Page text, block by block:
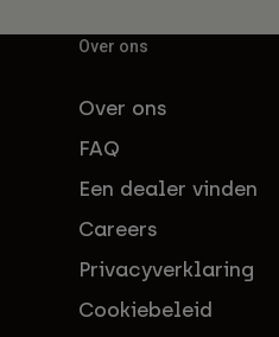
Over ons
Over ons
FAQ
Een dealer vinden
Careers
Privacyverklaring
Cookiebeleid